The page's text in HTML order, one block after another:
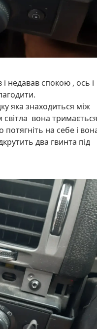
недавав спокою , ось і
яка знаходиться між
вона тримається
на себе і
два гвинта під